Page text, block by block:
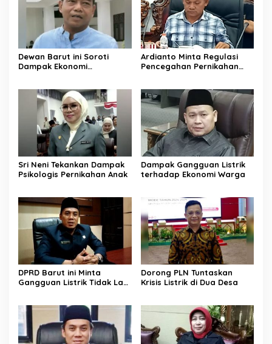
Dewan Barut ini Soroti
Dampak Ekonomi
Ardianto Minta Regulasi
Pencegahan Pernikahan
Sri Neni Tekankan Dampak
Psikologis Pernikahan Anak
Dampak Gangguan Listrik
terhadap Ekonomi Warga
DPRD Barut ini Minta
Gangguan Listrik Tidak Lagi
Dorong PLN Tuntaskan
Krisis Listrik di Dua Desa